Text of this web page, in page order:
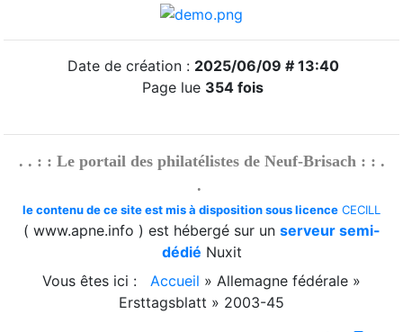
Date de création : 2025/06/09 # 13:40
Page lue 354 fois
. . : : Le portail des philatélistes de Neuf-Brisach : : .
.
le contenu de ce site est mis à disposition sous licence CECILL
( www.apne.info ) est hébergé sur un serveur semi-
dédié Nuxit
Vous êtes ici :
Accueil » Allemagne fédérale »
Ersttagsblatt » 2003-45